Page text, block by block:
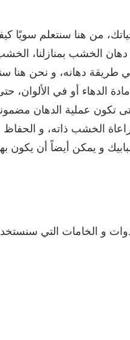
من هنا سنتعلم سويًا
الخشب بمنازلنا،
طريقة دهانه، و نحن هنا
أو في الألوان، حتى
تكون عملية الدهان
الخشب ذاته، و الحفاظ
و يمكن أيضاً أن يكون
و الخامات التي